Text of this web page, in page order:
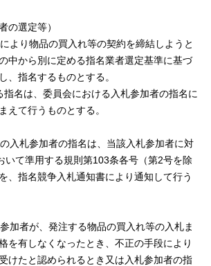
の選定等）
より物品の買入れ等の契約を締結しようと
中から別に定める指名業者選定基準に基づ
、指名するものとする。
名は、委員会における入札参加者の指名に
えて行うものとする。
入札参加者の指名は、当該入札参加者に対
いて準用する規則第103条各号（第2号を除
、指名競争入札通知書により通知して行う
加者が、発注する物品の買入れ等の入札ま
を有しなくなったとき、不正の手段により
けたと認められるとき又は入札参加者の指